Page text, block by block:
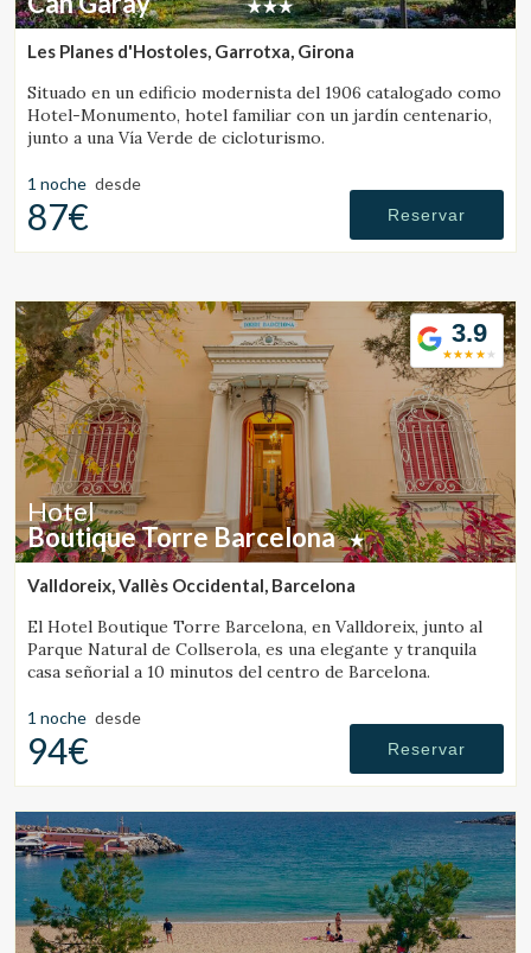
Les Planes d'Hostoles, Garrotxa, Girona
Situado en un edificio modernista del 1906 catalogado como
Hotel-Monumento, hotel familiar con un jardín centenario,
junto a una Vía Verde de cicloturismo.
1 noche desde
87€ Reservar
3.9
Hotel
Boutique Torre Barcelona
Valldoreix, Vallès Occidental, Barcelona
El Hotel Boutique Torre Barcelona, en Valldoreix, junto al
Parque Natural de Collserola, es una elegante y tranquila
casa señorial a 10 minutos del centro de Barcelona.
1 noche desde
94€ Reservar